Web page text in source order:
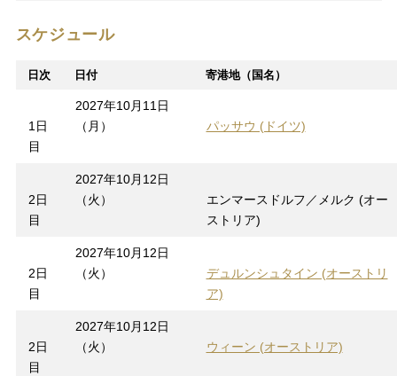
スケジュール
日次 日付 寄港地（国名）
1日
目
2027年10月11日
（月）
パッサウ (ドイツ)
2日
目
2027年10月12日
（火）
エンマースドルフ／メルク (オー
ストリア)
2日
目
2027年10月12日
（火）
デュルンシュタイン (オーストリ
ア)
2日
目
2027年10月12日
（火）
ウィーン (オーストリア)